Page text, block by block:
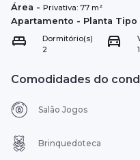
Área - Privativa: 77 m²
Apartamento - Planta Tipo
Dormitório(s)
2
1
Comodidades do
Salão Jogos
Brinquedoteca